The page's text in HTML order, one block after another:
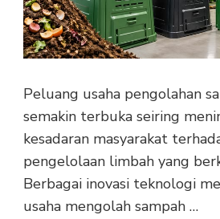
Peluang usaha pengolahan
semakin terbuka seiring
kesadaran masyarakat
pengelolaan limbah yang
Berbagai inovasi teknologi
usaha mengolah sampah …